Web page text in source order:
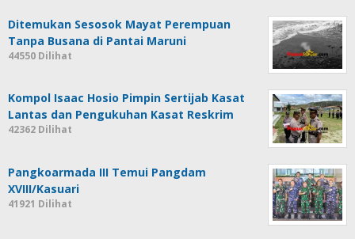
Ditemukan Sesosok Mayat Perempuan
Tanpa Busana di Pantai Maruni
44550 Dilihat
Kompol Isaac Hosio Pimpin Sertijab Kasat
Lantas dan Pengukuhan Kasat Reskrim
42362 Dilihat
Pangkoarmada III Temui Pangdam
XVIII/Kasuari
41921 Dilihat